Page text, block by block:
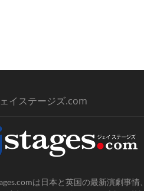
イステージズ.com
は日本と英国の最新演劇事情、